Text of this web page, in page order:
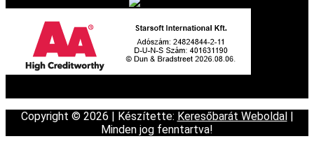
Copyright © 2026 | Készítette: Keresőbarát Weboldal|
Minden jog fenntartva!